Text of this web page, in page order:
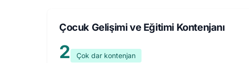
Çocuk Gelişimi ve Eğitimi Kontenjanı
2 Çok dar kontenjan